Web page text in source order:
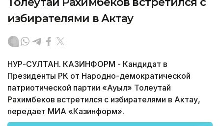
избирателями в Актау
НУР-СУЛТАН. КАЗИНФОРМ - Кандидат в
Президенты РК от Народно-демократической
патриотической партии «Ауыл» Толеутай
Рахимбеков встретился с избирателями в Актау,
передает МИА «Казинформ».